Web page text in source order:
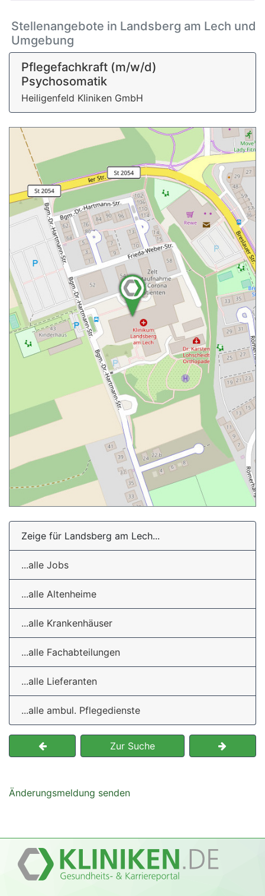
Stellenangebote in Landsberg am Lech und
Umgebung
Pflegefachkraft (m/w/d)
Psychosomatik
Heiligenfeld Kliniken GmbH
Zeige für Landsberg am Lech...
...alle Jobs
...alle Altenheime
...alle Krankenhäuser
...alle Fachabteilungen
...alle Lieferanten
...alle ambul. Pflegedienste
Zur Suche
Änderungsmeldung senden